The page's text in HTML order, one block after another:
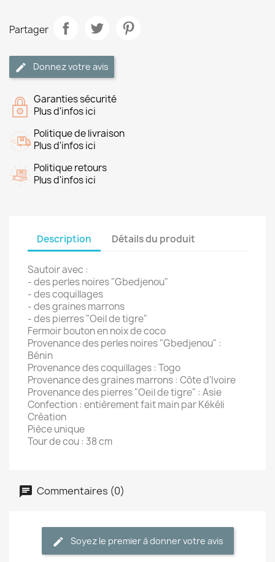
Partager
Donnez votre avis
Garanties sécurité
Plus d'infos ici
Politique de livraison
Plus d'infos ici
Politique retours
Plus d'infos ici
Description Détails du produit
Sautoir avec :
- des perles noires "Gbedjenou"
- des coquillages
- des graines marrons
- des pierres "Oeil de tigre"
Fermoir bouton en noix de coco
Provenance des perles noires "Gbedjenou" :
Bénin
Provenance des coquillages : Togo
Provenance des graines marrons : Côte d'Ivoire
Provenance des pierres "Oeil de tigre" : Asie
Confection : entièrement fait main par Kékéli
Création
Pièce unique
Tour de cou : 38 cm
Commentaires (0)
Soyez le premier à donner votre avis